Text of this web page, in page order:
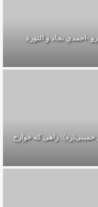
-احمدي نجاد و الثورة
خمینی(ره)؛ راهی که خوارج